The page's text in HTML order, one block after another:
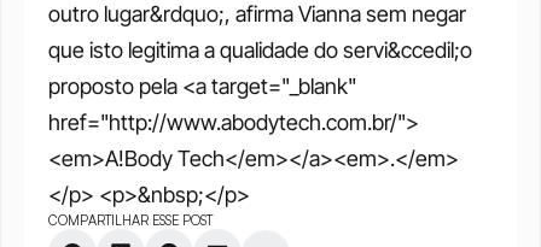
outro lugar&rdquo;, afirma Vianna sem negar
que isto legitima a qualidade do servi&ccedil;o
proposto pela <a target="_blank"
href="http://www.abodytech.com.br/">
<em>A!Body Tech</em></a><em>.</em>
</p> <p>&nbsp;</p>
COMPARTILHAR ESSE POST